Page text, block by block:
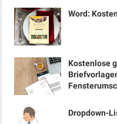
Word:
Kostenlose
Dropdown-